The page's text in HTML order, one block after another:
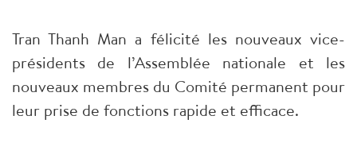
Tran Thanh Man a félicité les nouveaux vice-
présidents de l’Assemblée nationale et les
nouveaux membres du Comité permanent pour
leur prise de fonctions rapide et efficace.